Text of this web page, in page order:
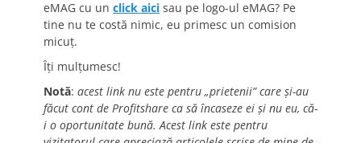
eMAG cu un click aici sau pe logo-ul eMAG? Pe
tine nu te costă nimic, eu primesc un comision
micuț.
Îți mulțumesc!
Notă: acest link nu este pentru „prietenii” care și-au
făcut cont de Profitshare ca să încaseze ei și nu eu, că-
i o oportunitate bună. Acest link este pentru